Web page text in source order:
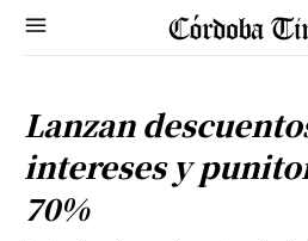
Lanzan
intereses y
70%